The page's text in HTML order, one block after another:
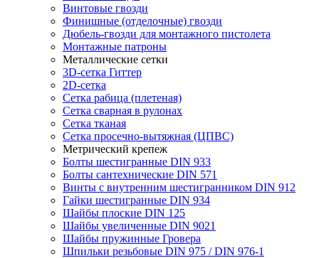
Винтовые гвозди
Финишные (отделочные) гвозди
Дюбель-гвозди для монтажного пистолета
Монтажные патроны
Металлические сетки
3D-сетка Гиттер
2D-сетка
Сетка рабица (плетеная)
Сетка сварная в рулонах
Сетка тканая
Сетка просечно-вытяжная (ЦПВС)
Метрический крепеж
Болты шестигранные DIN 933
Болты сантехнические DIN 571
Винты с внутренним шестигранником DIN 912
Гайки шестигранные DIN 934
Шайбы плоские DIN 125
Шайбы увеличенные DIN 9021
Шайбы пружинные Гровера
Шпильки резьбовые DIN 975 / DIN 976-1